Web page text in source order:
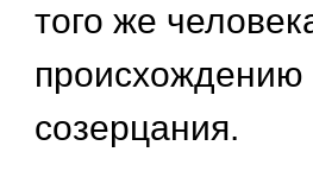
того же
происхождению
созерцания.